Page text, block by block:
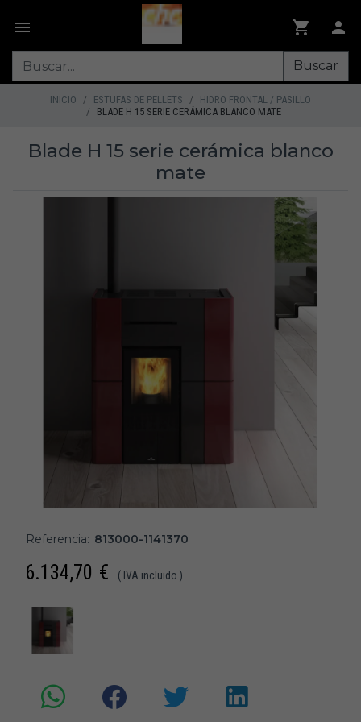
Buscar
INICIO ESTUFAS DE PELLETS
HIDRO FRONTAL / PASILLO
BLADE H 15 SERIE CERÁMICA BLANCO MATE
Blade H 15 serie cerámica blanco
mate
Referencia: 813000-1141370
6.134,70 € ( IVA incluido )